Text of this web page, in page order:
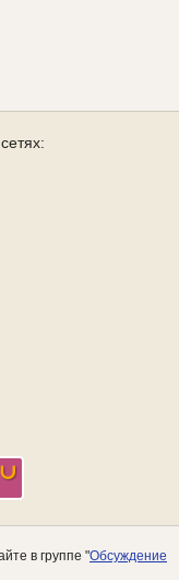
в группе "Обсуждение